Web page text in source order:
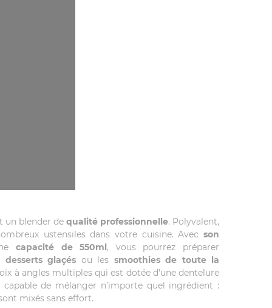
un blender de qualité professionnelle. Polyvalent,
ustensiles dans votre cuisine. Avec son
capacité de 550ml, vous pourrez préparer
desserts glaçés ou les smoothies de toute la
à angles multiples qui est dotée d'une dentelure
de mélanger n’importe quel ingrédient :
mixés sans effort.